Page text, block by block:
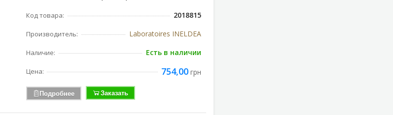
Код товара: 2018815
Производитель: Laboratoires INELDEA
Наличие: Есть в наличии
Цена: 754,00грн
Подробнее Заказать